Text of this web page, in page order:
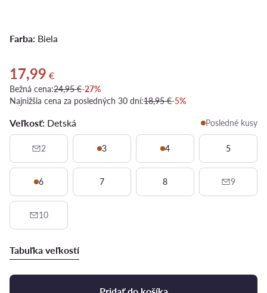
Farba: Biela
Aktuálna cena 17,99 €
17,99 €
Bežná cena:24,95 €-27%
Najnižšia cena za posledných 30 dní:18,95 €-5%
Veľkosť: Detská Posledné kusy
2 3 4 5
6 7 8 9
10
Tabuľka veľkostí